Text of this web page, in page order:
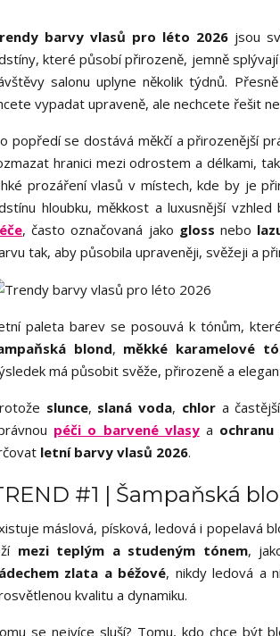
barvy vlasů pro léto 2026jsou
které působí přirozeně, jemně
salonu uplyne několik týdnů.
vypadat upraveně, ale nechcete řešit
popředí se dostává měkčí a přirozenější
hranici mezi odrostem a délkami,
prozáření vlasů v místech, kde by je
hloubku, měkkost a luxusnější
, často označovaná jako gloss nebo
tak, aby působila upraveněji, svěžeji a
paleta barev se posouvá k tónům,
blond, měkké karamelové
má působit svěže, přirozeně a
slunce, slaná voda, chlora
péči o barvené vlasya
letní barvy vlasů 2026.
#1 | Šampaňská
máslová, písková, ledová i popelavá
mezi teplým a studeným tónem,
zlata a béžové, nikdy ledová a
kvalitu a dynamiku.
se nejvíce sluší? Tomu, kdo chce být